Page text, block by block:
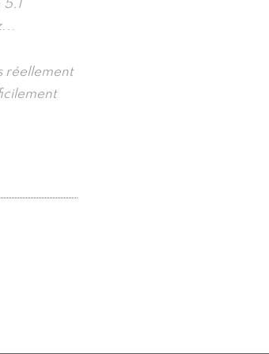
5.1
...
réellement